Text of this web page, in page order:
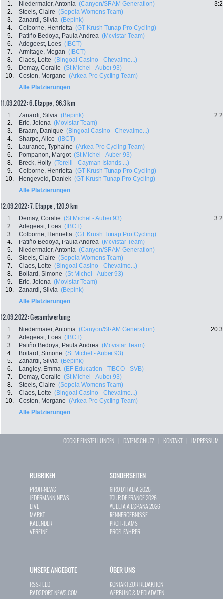
1. Niedermaier, Antonia (Canyon/SRAM Generation)
2.
Steels, Claire (Sopela Womens Team)
3.
Zanardi, Silvia (Bepink)
4.
Colborne, Henrietta (GT Krush Tunap Pro Cycling)
5.
Patiño Bedoya, Paula Andrea (Movistar Team)
6.
Adegeest, Loes (IBCT)
7.
Armitage, Megan (IBCT)
8.
Claes, Lotte (Bingoal Casino - Chevalme...)
9.
Demay, Coralie (St Michel - Auber 93)
10.
Coston, Morgane (Arkea Pro Cycling Team)
Alle Platzierungen
11.09.2022: 6. Etappe , 96.3 km
1. Zanardi, Silvia (Bepink)
2.
Eric, Jelena (Movistar Team)
3.
Braam, Danique (Bingoal Casino - Chevalme...)
4.
Sharpe, Alice (IBCT)
5.
Laurance, Typhaine (Arkea Pro Cycling Team)
6.
Pompanon, Margot (St Michel - Auber 93)
8.
Breck, Holly (Torelli - Cayman Islands ...)
9.
Colborne, Henrietta (GT Krush Tunap Pro Cycling)
10.
Hengeveld, Daniek (GT Krush Tunap Pro Cycling)
Alle Platzierungen
12.09.2022: 7. Etappe , 120.9 km
1. Demay, Coralie (St Michel - Auber 93)
2.
Adegeest, Loes (IBCT)
3.
Colborne, Henrietta (GT Krush Tunap Pro Cycling)
4.
Patiño Bedoya, Paula Andrea (Movistar Team)
5.
Niedermaier, Antonia (Canyon/SRAM Generation)
6.
Steels, Claire (Sopela Womens Team)
7.
Claes, Lotte (Bingoal Casino - Chevalme...)
8.
Boilard, Simone (St Michel - Auber 93)
9.
Eric, Jelena (Movistar Team)
10.
Zanardi, Silvia (Bepink)
Alle Platzierungen
12.09.2022: Gesamtwertung
1. Niedermaier, Antonia (Canyon/SRAM Generation)
2.
Adegeest, Loes (IBCT)
3.
Patiño Bedoya, Paula Andrea (Movistar Team)
4.
Boilard, Simone (St Michel - Auber 93)
5.
Zanardi, Silvia (Bepink)
6.
Langley, Emma (EF Education - TIBCO - SVB)
7.
Demay, Coralie (St Michel - Auber 93)
8.
Steels, Claire (Sopela Womens Team)
9.
Claes, Lotte (Bingoal Casino - Chevalme...)
10.
Coston, Morgane (Arkea Pro Cycling Team)
Alle Platzierungen
COOKIE EINSTELLUNGEN | DATENSCHUTZ | KONTAKT| IMPRESSUM
RUBRIKEN
PROFI-NEWS
JEDERMANN-NEWS
LIVE
MARKT
KALENDER
VEREINE
SONDERSEITEN
GIRO D`ITALIA 2026
TOUR DE FRANCE 2026
VUELTA A ESPAÑA 2026
RENNERGEBNISSE
PROFI-TEAMS
PROFI-FAHRER
UNSERE ANGEBOTE
RSS-FEED
RADSPORT-NEWS.COM
ÜBER UNS
KONTAKT ZUR REDAKTION
WERBUNG & MEDIADATEN